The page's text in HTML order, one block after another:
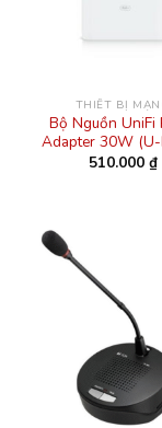
THIẾT BỊ
Bộ Nguồn UniFi
Adapter 30W (U-
510.000 ₫